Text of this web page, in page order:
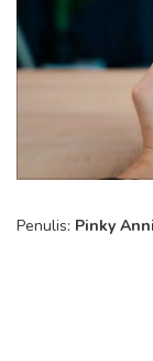
Penulis: Pinky